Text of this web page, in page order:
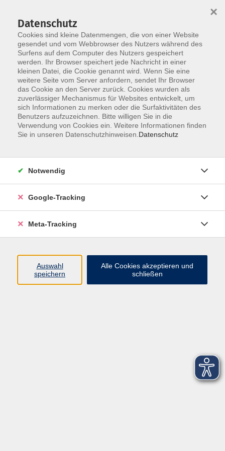
Skip to main content
Der Kurs konnte nicht gefunden werden.
Über uns
Datenschutz
Cookies sind kleine Datenmengen, die von einer Website
gesendet und vom Webbrowser des Nutzers während des
Surfens auf dem Computer des Nutzers gespeichert
werden. Ihr Browser speichert jede Nachricht in einer
kleinen Datei, die Cookie genannt wird. Wenn Sie eine
weitere Seite vom Server anfordern, sendet Ihr Browser
das Cookie an den Server zurück. Cookies wurden als
zuverlässiger Mechanismus für Websites entwickelt, um
sich Informationen zu merken oder die Surfaktivitäten des
Benutzers aufzuzeichnen. Bitte willigen Sie in die
Verwendung von Cookies ein. Weitere Informationen finden
Sie in unseren Datenschutzhinweisen. Datenschutz
×
Notwendig
Google-Tracking
Meta-Tracking
Auswahl
speichern
Alle Cookies akzeptieren und
schließen